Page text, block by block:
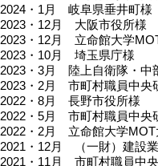
2024・1月 岐阜県垂井町様
2023・12月 大阪市役所様
2023・12月 立命館大学
2023・10月 埼玉県庁様
2023・3月 陸上自衛隊・中
2023・2月 市町村職員中央
2022・8月 長野市役所様
2022・5月 市町村職員中央
2022・2月 立命館大学MOT
2021・12月 （一財）建設
2021・11月 市町村職員中